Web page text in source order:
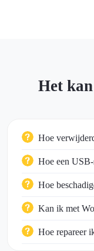
Het
Hoe
zonder software?
Hoe een
herkend?
Hoe
USB flash drive?
Kan ik met
een lege USB-
Hoe repareer